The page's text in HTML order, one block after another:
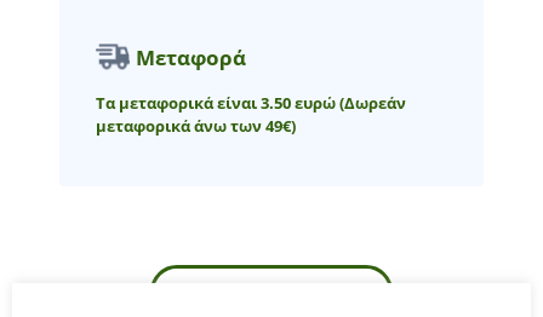
Μεταφορά
Τα μεταφορικά είναι 3.50 ευρώ(Δωρεάν
μεταφορικά άνω των 49€)